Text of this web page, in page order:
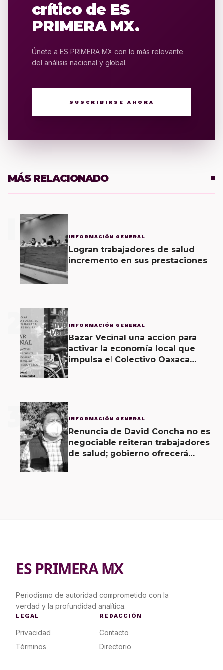
crítico de ES
PRIMERA MX.
Únete a ES PRIMERA MX con lo más relevante
del análisis nacional y global.
SUSCRIBIRSE AHORA
MÁS RELACIONADO
INFORMACIÓN GENERAL
Logran trabajadores de salud
incremento en sus prestaciones
2 INFORMACIÓN GENERAL
Bazar Vecinal una acción para
activar la economía local que
impulsa el Colectivo Oaxaca
3 INFORMACIÓN GENERAL
Renuncia de David Concha no es
negociable reiteran trabajadores
de salud; gobierno ofrecerá
ES PRIMERA MX
Periodismo de autoridad comprometido con la
verdad y la profundidad analítica.
LEGAL
Privacidad
Términos
REDACCIÓN
Contacto
Directorio